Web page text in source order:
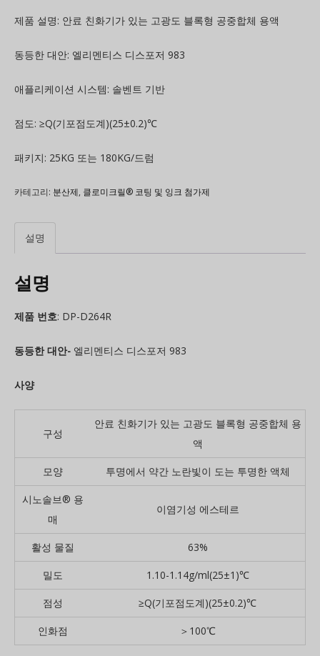
제품 설명: 안료 친화기가 있는 고광도 블록형 공중합체 용액
동등한 대안: 엘리멘티스 디스포저 983
애플리케이션 시스템: 솔벤트 기반
점도: ≥Q(기포점도계)(25±0.2)℃
패키지: 25KG 또는 180KG/드럼
카테고리: 분산제, 클로미크릴® 코팅 및 잉크 첨가제
설명
설명
제품 번호: DP-D264R
동등한 대안- 엘리멘티스 디스포저 983
사양
구성
안료 친화기가 있는 고광도 블록형 공중합체 용
액
모양 투명에서 약간 노란빛이 도는 투명한 액체
시노솔브® 용
매
이염기성 에스테르
활성 물질 63%
밀도 1.10-1.14g/ml(25±1)℃
점성 ≥Q(기포점도계)(25±0.2)℃
인화점 ＞100℃